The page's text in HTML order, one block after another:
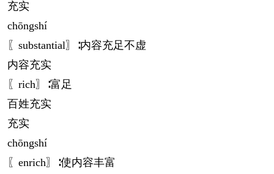
充实
chōngshí
〖substantial〗∶内容充足不虚
内容充实
〖rich〗∶富足
百姓充实
充实
chōngshí
〖enrich〗∶使内容丰富